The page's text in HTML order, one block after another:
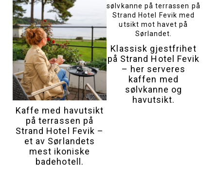
Kaffe med havutsikt
på terrassen på
Strand Hotel Fevik –
et av Sørlandets
mest ikoniske
badehotell.
Klassisk gjestfrihet
på Strand Hotel Fevik
– her serveres
kaffen med
sølvkanne og
havutsikt.